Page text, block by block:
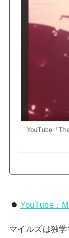
YouTube「
YouTube：
マイルズは独